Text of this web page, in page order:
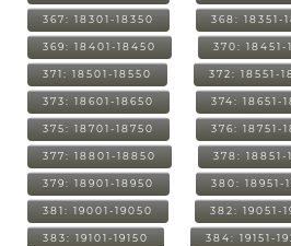
367: 18301-18350 368: 18351-
369: 18401-18450 370: 18451-
371: 18501-18550 372: 18551-
373: 18601-18650 374: 18651-
375: 18701-18750 376: 18751-
377: 18801-18850 378: 18851-
379: 18901-18950 380: 18951-
381: 19001-19050 382: 19051-
383: 19101-19150 384: 19151-